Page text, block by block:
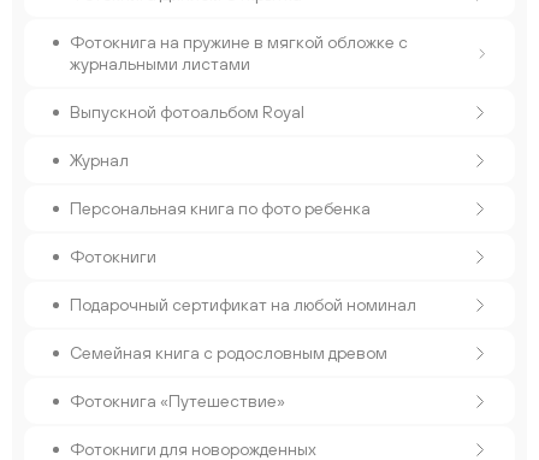
Фотокнига на пружине в мягкой обложке с
журнальными листами
Выпускной фотоальбом Royal
Журнал
Персональная книга по фото ребенка
Фотокниги
Подарочный сертификат на любой номинал
Семейная книга с родословным древом
Фотокнига «Путешествие»
Фотокниги для новорожденных